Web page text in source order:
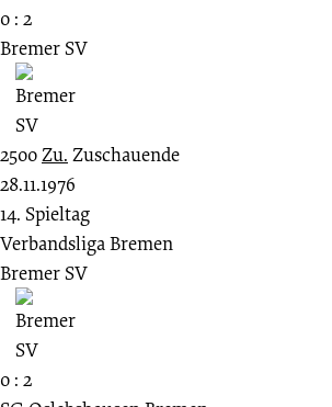
0 : 2
Bremer SV
2500Zu. Zuschauende
28.11.1976
14. Spieltag
Verbandsliga Bremen
Bremer SV
0 : 2